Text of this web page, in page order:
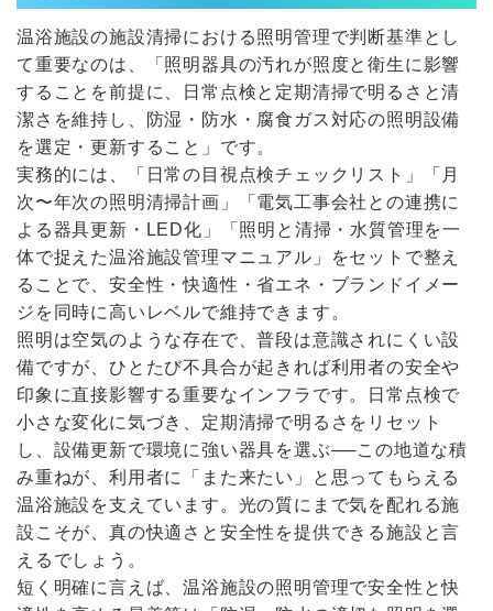
温浴施設の施設清掃における照明管理で判断基準とし
て重要なのは、「照明器具の汚れが照度と衛生に影響
することを前提に、日常点検と定期清掃で明るさと清
潔さを維持し、防湿・防水・腐食ガス対応の照明設備
を選定・更新すること」です。
実務的には、「日常の目視点検チェックリスト」「月
次〜年次の照明清掃計画」「電気工事会社との連携に
よる器具更新・LED化」「照明と清掃・水質管理を一
体で捉えた温浴施設管理マニュアル」をセットで整え
ることで、安全性・快適性・省エネ・ブランドイメー
ジを同時に高いレベルで維持できます。
照明は空気のような存在で、普段は意識されにくい設
備ですが、ひとたび不具合が起きれば利用者の安全や
印象に直接影響する重要なインフラです。日常点検で
小さな変化に気づき、定期清掃で明るさをリセット
し、設備更新で環境に強い器具を選ぶ──この地道な積
み重ねが、利用者に「また来たい」と思ってもらえる
温浴施設を支えています。光の質にまで気を配れる施
設こそが、真の快適さと安全性を提供できる施設と言
えるでしょう。
短く明確に言えば、温浴施設の照明管理で安全性と快